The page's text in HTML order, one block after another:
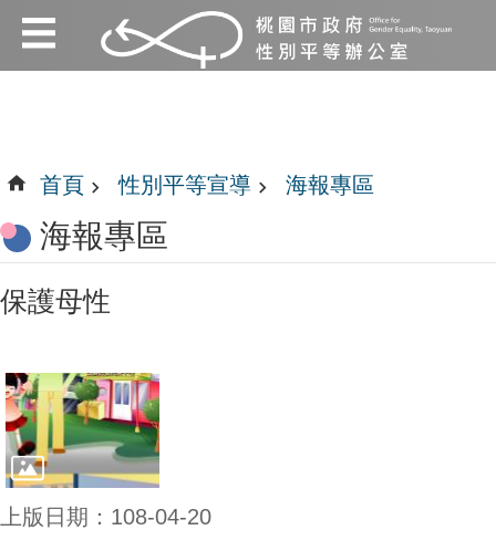
跳到主要內容區塊
:::
:::
首頁 性別平等宣導 海報專區
海報專區
保護母性
上版日期：108-04-20